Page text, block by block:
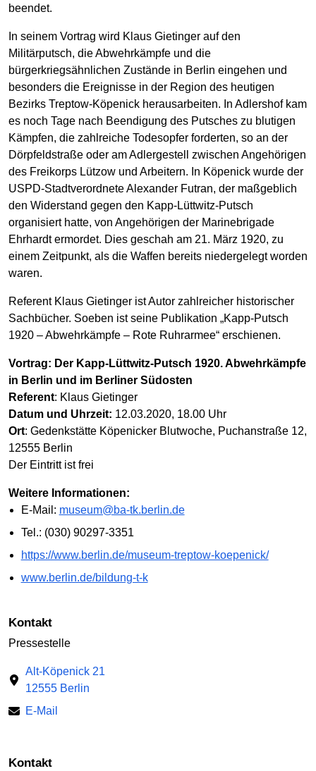
beendet.
In seinem Vortrag wird Klaus Gietinger auf den
Militärputsch, die Abwehrkämpfe und die
bürgerkriegsähnlichen Zustände in Berlin eingehen und
besonders die Ereignisse in der Region des heutigen
Bezirks Treptow-Köpenick herausarbeiten. In Adlershof kam
es noch Tage nach Beendigung des Putsches zu blutigen
Kämpfen, die zahlreiche Todesopfer forderten, so an der
Dörpfeldstraße oder am Adlergestell zwischen Angehörigen
des Freikorps Lützow und Arbeitern. In Köpenick wurde der
USPD-Stadtverordnete Alexander Futran, der maßgeblich
den Widerstand gegen den Kapp-Lüttwitz-Putsch
organisiert hatte, von Angehörigen der Marinebrigade
Ehrhardt ermordet. Dies geschah am 21. März 1920, zu
einem Zeitpunkt, als die Waffen bereits niedergelegt worden
waren.
Referent Klaus Gietinger ist Autor zahlreicher historischer
Sachbücher. Soeben ist seine Publikation „Kapp-Putsch
1920 – Abwehrkämpfe – Rote Ruhrarmee“ erschienen.
Vortrag: Der Kapp-Lüttwitz-Putsch 1920. Abwehrkämpfe
in Berlin und im Berliner Südosten
Referent: Klaus Gietinger
Datum und Uhrzeit: 12.03.2020, 18.00 Uhr
Ort: Gedenkstätte Köpenicker Blutwoche, Puchanstraße 12,
12555 Berlin
Der Eintritt ist frei
Weitere Informationen:
E-Mail: museum@ba-tk.berlin.de
Tel.: (030) 90297-3351
https://www.berlin.de/museum-treptow-koepenick/
www.berlin.de/bildung-t-k
Kontakt
Pressestelle
Alt-Köpenick 21
12555 Berlin
E-Mail
Kontakt